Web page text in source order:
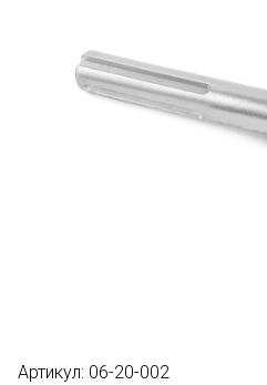
Артикул: 06-20-002